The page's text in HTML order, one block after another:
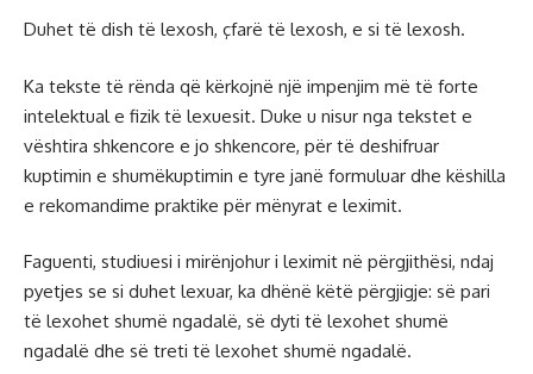
Duhet të dish të lexosh, çfarë të lexosh, e si të lexosh.
Ka tekste të rënda që kërkojnë një impenjim më të forte
intelektual e fizik të lexuesit. Duke u nisur nga tekstet e
vështira shkencore e jo shkencore, për të deshifruar
kuptimin e shumëkuptimin e tyre janë formuluar dhe këshilla
e rekomandime praktike për mënyrat e leximit.
Faguenti, studiuesi i mirënjohur i leximit në përgjithësi, ndaj
pyetjes se si duhet lexuar, ka dhënë këtë përgjigje: së pari
të lexohet shumë ngadalë, së dyti të lexohet shumë
ngadalë dhe së treti të lexohet shumë ngadalë.